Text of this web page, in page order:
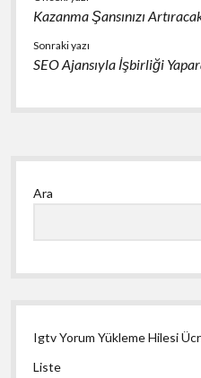
Kazanma Şansınızı
Sonraki yazı
SEO Ajansıyla İşbirliği
Yan
Menü
Ara
Igtv Yorum Yükleme Hilesi
Liste